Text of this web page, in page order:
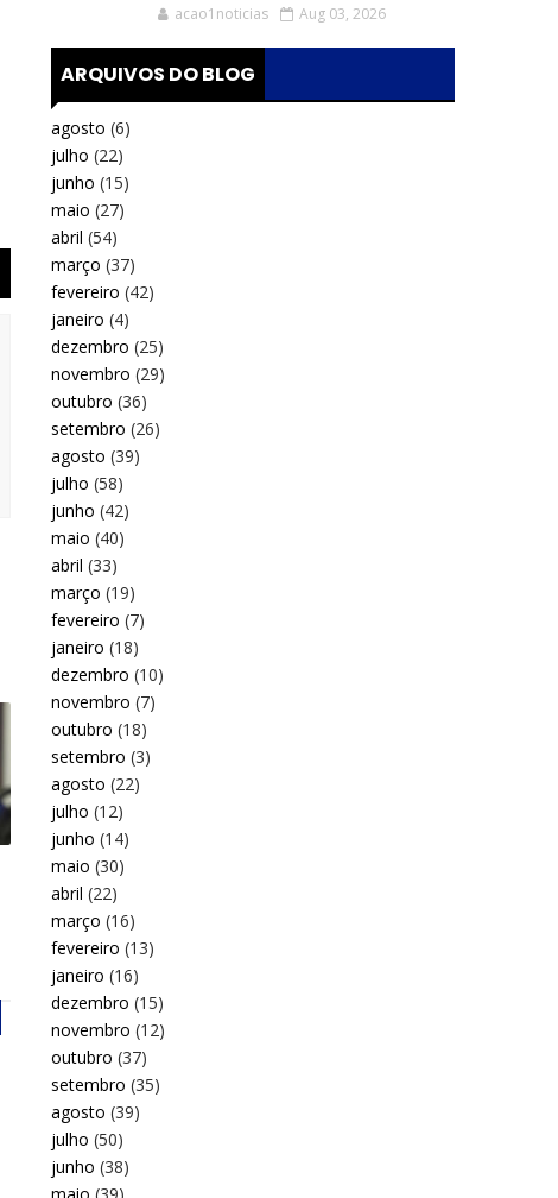
acao1noticias Aug 03, 2026
ARQUIVOS DO BLOG
agosto (6)
julho (22)
junho (15)
maio (27)
abril (54)
março (37)
fevereiro (42)
janeiro (4)
dezembro (25)
novembro (29)
outubro (36)
setembro (26)
agosto (39)
julho (58)
junho (42)
maio (40)
abril (33)
março (19)
fevereiro (7)
janeiro (18)
dezembro (10)
novembro (7)
outubro (18)
setembro (3)
agosto (22)
julho (12)
junho (14)
maio (30)
abril (22)
março (16)
fevereiro (13)
janeiro (16)
dezembro (15)
novembro (12)
outubro (37)
setembro (35)
agosto (39)
julho (50)
junho (38)
maio (39)